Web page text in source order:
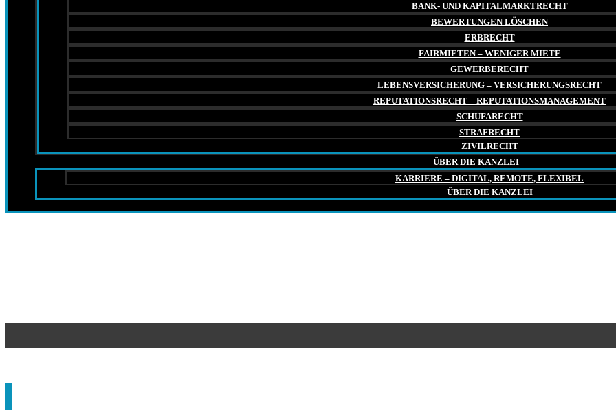
BANK- UND KAPITALMARKTRECHT
BEWERTUNGEN LÖSCHEN
ERBRECHT
FAIRMIETEN – WENIGER MIETE
GEWERBERECHT
LEBENSVERSICHERUNG – VERSICHERUNGSRECHT
REPUTATIONSRECHT – REPUTATIONSMANAGEMENT
SCHUFARECHT
STRAFRECHT
ZIVILRECHT
ÜBER DIE KANZLEI
KARRIERE – DIGITAL, REMOTE, FLEXIBEL
ÜBER DIE KANZLEI